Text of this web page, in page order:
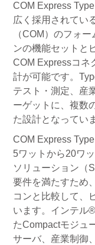
COM Express
広く採用されてい
（COM）のフォ
ンの機能セットと
COM Expressコネ
計が可能です。
テスト・測定、産
ーゲットに、複数
た設計となってい
COM Express
5ワットから20ワ
ソリューション（
要件を満たすため
コンと比較して、
います。インテル
たCompactモジュ
サーバ、産業制御